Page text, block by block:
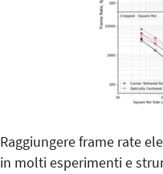
Raggiungere frame rate
in molti esperimenti e